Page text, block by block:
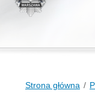
Strona główna